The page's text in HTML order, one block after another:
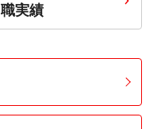
職実績